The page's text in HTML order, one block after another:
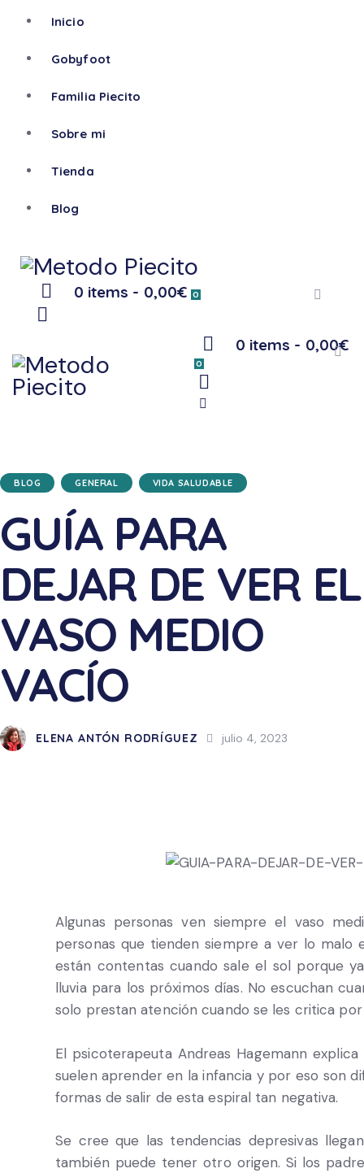
Inicio
Gobyfoot
Familia Piecito
Sobre mi
Tienda
Blog
0 items - 0,00€ 0
0 items - 0,00€
0
BLOG GENERAL VIDA SALUDABLE
GUÍA PARA
DEJAR DE VER EL
VASO MEDIO
VACÍO
ELENA ANTÓN RODRÍGUEZ julio 4, 2023
Algunas personas ven siempre el vaso
personas que tienden siempre a ver lo malo
están contentas cuando sale el sol porque
lluvia para los próximos días. No escuchan
solo prestan atención cuando se les critica por
El psicoterapeuta Andreas Hagemann
suelen aprender en la infancia y por eso son
formas de salir de esta espiral tan negativa.
Se cree que las tendencias depresivas
también puede tener otro origen. Si los